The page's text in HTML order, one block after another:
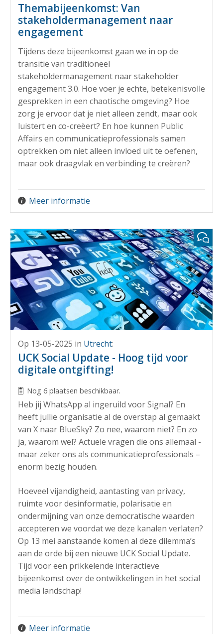
Themabijeenkomst: Van
stakeholdermanagement naar
engagement
Tijdens deze bijeenkomst gaan we in op de
transitie van traditioneel
stakeholdermanagement naar stakeholder
engagement 3.0. Hoe voer je echte, betekenisvolle
gesprekken in een chaotische omgeving? Hoe
zorg je ervoor dat je niet alleen zendt, maar ook
luistert en co-creëert? En hoe kunnen Public
Affairs en communicatieprofessionals samen
optrekken om niet alleen invloed uit te oefenen,
maar ook draagvlak en verbinding te creëren?
Meer informatie
Op 13-05-2025 in Utrecht:
UCK Social Update - Hoog tijd voor
digitale ontgifting!
Nog 6 plaatsen beschikbaar.
Heb jij WhatsApp al ingeruild voor Signal? En
heeft jullie organisatie al de overstap al gemaakt
van X naar BlueSky? Zo nee, waarom niet? En zo
ja, waarom wel? Actuele vragen die ons allemaal -
maar zeker ons als communicatieprofessionals –
enorm bezig houden.
Hoeveel vijandigheid, aantasting van privacy,
ruimte voor desinformatie, polarisatie en
ondermijning van onze democratische waarden
accepteren we voordat we deze kanalen verlaten?
Op 13 mei aanstaande komen al deze dilemma’s
aan de orde bij een nieuwe UCK Social Update.
Tijd voor een prikkelende interactieve
bijeenkomst over de ontwikkelingen in het social
media landschap!
Meer informatie